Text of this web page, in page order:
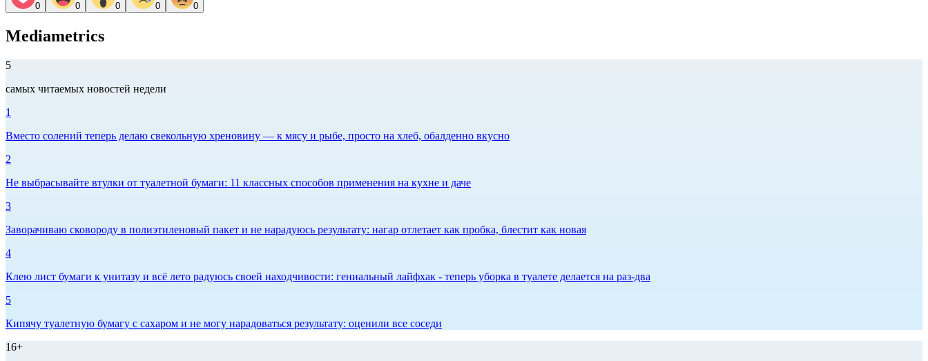
0 0 0 0 0
Mediametrics
5
самых читаемых новостей недели
1
Вместо солений теперь делаю свекольную хреновину — к мясу и рыбе, просто на хлеб, обалденно вкусно
2
Не выбрасывайте втулки от туалетной бумаги: 11 классных способов применения на кухне и даче
3
Заворачиваю сковороду в полиэтиленовый пакет и не нарадуюсь результату: нагар отлетает как пробка, блестит как новая
4
Клею лист бумаги к унитазу и всё лето радуюсь своей находчивости: гениальный лайфхак - теперь уборка в туалете делается на раз-два
5
Кипячу туалетную бумагу с сахаром и не могу нарадоваться результату: оценили все соседи
16+